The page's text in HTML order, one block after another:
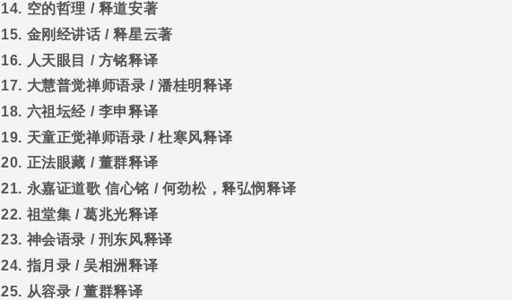
14. 空的哲理 / 释道安著
15. 金刚经讲话 /释星云著
16. 人天眼目 / 方铭释译
17. 大慧普觉禅师语录 /潘桂明释译
18. 六祖坛经 / 李申释译
19. 天童正觉禅师语录 /杜寒风释译
20. 正法眼藏 / 董群释译
21. 永嘉证道歌 信心铭 / 何劲松，释弘悯释译
22. 祖堂集 /葛兆光释译
23. 神会语录 / 刑东风释译
24. 指月录 /吴相洲释译
25. 从容录 /董群释译